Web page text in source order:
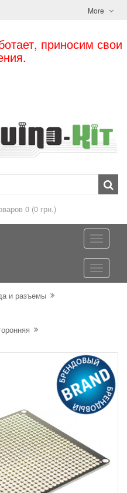
More
приносим свои
0 (0 грн.)
и разъемы